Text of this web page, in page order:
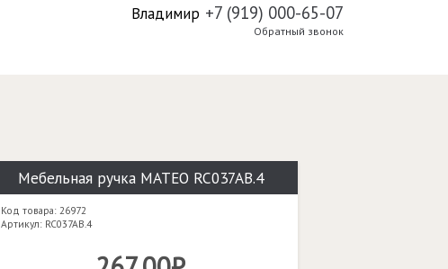
Владимир +7 (919) 000-65-07
Обратный звонок
Мебельная ручка MATEO RC037AB.4
Код товара: 26972
Артикул: RC037AB.4